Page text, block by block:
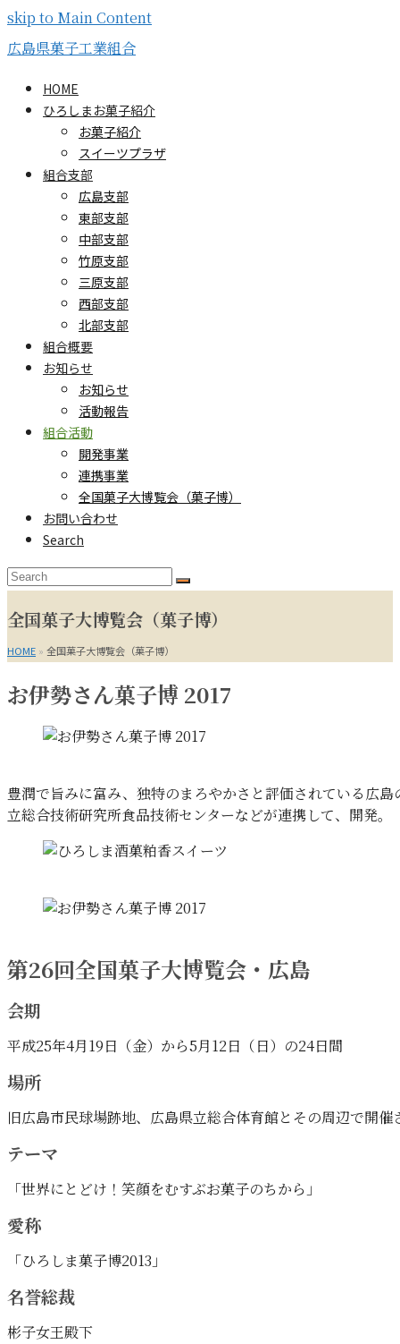
skip to Main Content
広島県菓子工業組合
HOME
ひろしまお菓子紹介
お菓子紹介
スイーツプラザ
組合支部
広島支部
東部支部
中部支部
竹原支部
三原支部
西部支部
北部支部
組合概要
お知らせ
お知らせ
活動報告
組合活動
開発事業
連携事業
全国菓子大博覧会（菓子博）
お問い合わせ
Search
Search
Submit
全国菓子大博覧会（菓子博）
HOME » 全国菓子大博覧会（菓子博）
お伊勢さん菓子博 2017
豊潤で旨みに富み、独特のまろやかさと評価されている広
立総合技術研究所食品技術センターなどが連携して、開発
第26回全国菓子大博覧会・広島
会期
平成25年4月19日（金）から5月12日（日）の24日間
場所
旧広島市民球場跡地、広島県立総合体育館とその周辺で開催
テーマ
「世界にとどけ！笑顔をむすぶお菓子のちから」
愛称
「ひろしま菓子博2013」
名誉総裁
彬子女王殿下